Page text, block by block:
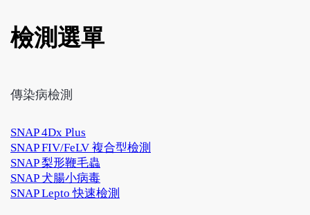
檢測選單
傳染病檢測
SNAP 4Dx Plus
SNAP FIV/FeLV 複合型檢測
SNAP 梨形鞭毛蟲
SNAP 犬腸小病毒
SNAP Lepto 快速檢測